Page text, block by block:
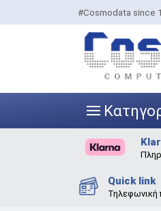
#Cosmodata since
|||
Quick link
Τηλεφωνική